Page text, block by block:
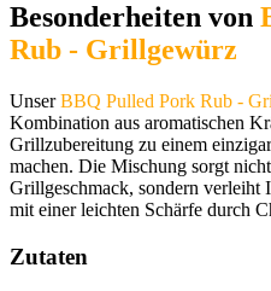
Besonderheiten von
Rub - Grillgewürz
UnserBBQ Pulled Pork Rub -
Kombination aus aromatischen
Grillzubereitung zu einem
machen. Die Mischung sorgt
Grillgeschmack, sondern verleiht
mit einer leichten Schärfe durch
Zutaten